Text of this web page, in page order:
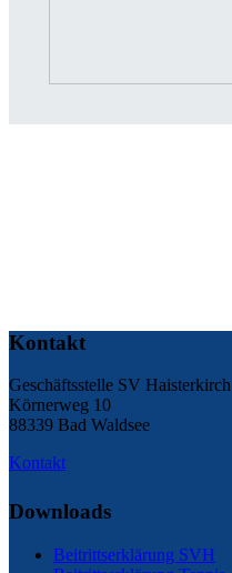
Kontakt
Geschäftsstelle SV Haisterkirch
Körnerweg 10
88339 Bad Waldsee
Kontakt
Downloads
Beitrittserklärung SVH